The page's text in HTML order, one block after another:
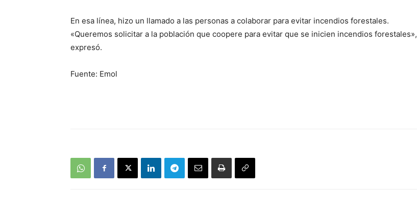
En esa línea, hizo un llamado a las personas a colaborar para evitar incendios forestales.
«Queremos solicitar a la población que coopere para evitar que se inicien incendios forestales»,
expresó.
Fuente: Emol